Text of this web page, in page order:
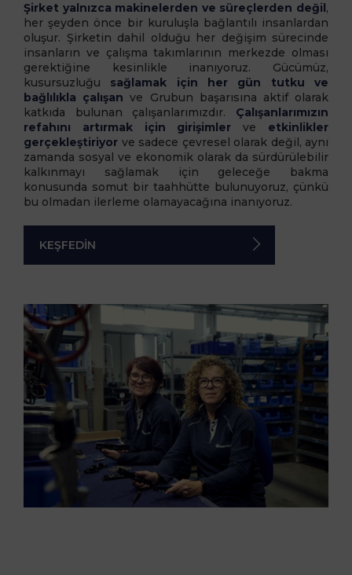
Şirket yalnızca makinelerden ve süreçlerden değil ,
her şeyden önce bir kuruluşla bağlantılı insanlardan
oluşur. Şirketin dahil olduğu her değişim sürecinde
insanların ve çalışma takımlarının merkezde olması
gerektiğine kesinlikle inanıyoruz. Gücümüz,
kusursuzluğu sağlamak için her gün tutku ve
bağlılıkla çalışan ve Grubun başarısına aktif olarak
katkıda bulunan çalışanlarımızdır. Çalışanlarımızın
refahını artırmak için girişimler ve etkinlikler
gerçekleştiriyor ve sadece çevresel olarak değil, aynı
zamanda sosyal ve ekonomik olarak da sürdürülebilir
kalkınmayı sağlamak için geleceğe bakma
konusunda somut bir taahhütte bulunuyoruz, çünkü
bu olmadan ilerleme olamayacağına inanıyoruz.
KEŞFEDİN